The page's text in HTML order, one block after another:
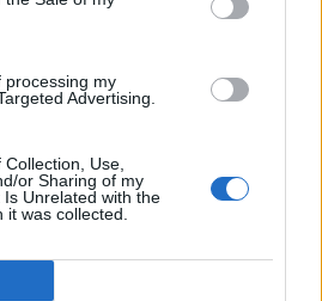
processing my
Advertising.
Use,
or Sharing of my
Unrelated with the
was collected.
raddoppia e
e della microeditoria
la più grande del
questo si aggiungeJob
professionali per giovani
portfolio ricevuti nelle